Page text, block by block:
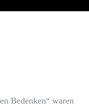
Bedenken“ waren